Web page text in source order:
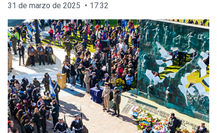
31 de marzo de 2025 17:32